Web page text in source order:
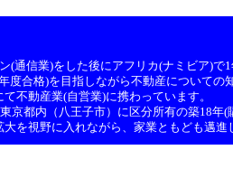
(通信業)をした後にアフリカ(ナミビア)
度合格)を目指しながら不動産について
不動産業(自営業)に携わっています。
京都内（八王子市）に区分所有の築18
を視野に入れながら、家業ともども邁進